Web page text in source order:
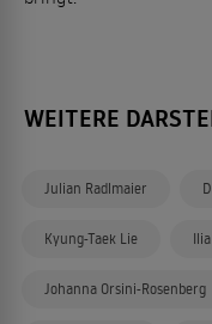
WEITERE
Julian Radlmaier
Kyung-Taek Lie
Johanna Orsini-Rosenberg